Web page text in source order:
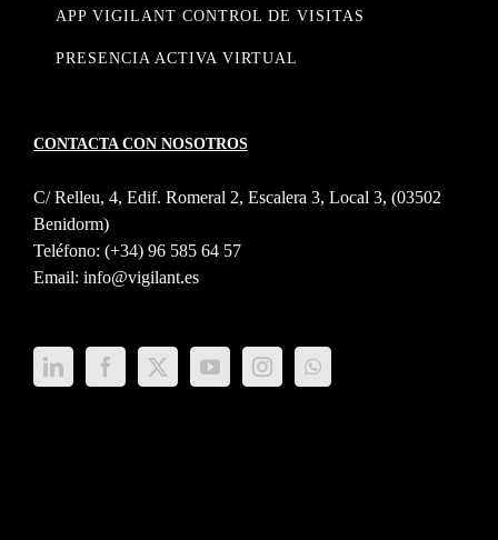
APP VIGILANT CONTROL DE VISITAS
PRESENCIA ACTIVA VIRTUAL
CONTACTA CON NOSOTROS
C/ Relleu, 4, Edif. Romeral 2, Escalera 3, Local 3, (03502
Benidorm)
Teléfono: (+34) 96 585 64 57
Email: info@vigilant.es